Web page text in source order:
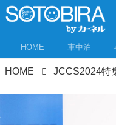
HOME 車中泊
HOME JCCS2024特